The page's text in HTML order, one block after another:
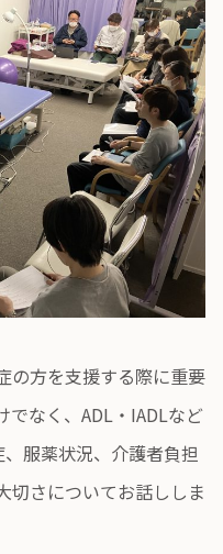
の方を支援する際に重要
でなく、ADL・IADLなど
服薬状況、介護者負担
切さについてお話ししま